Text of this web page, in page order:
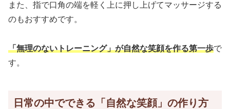
また、指で口角の端を軽く上に押し上げてマッサージする
のもおすすめです。
「無理のないトレーニング」が自然な笑顔を作る第一歩で
す。
日常の中でできる「自然な笑顔」の作り方